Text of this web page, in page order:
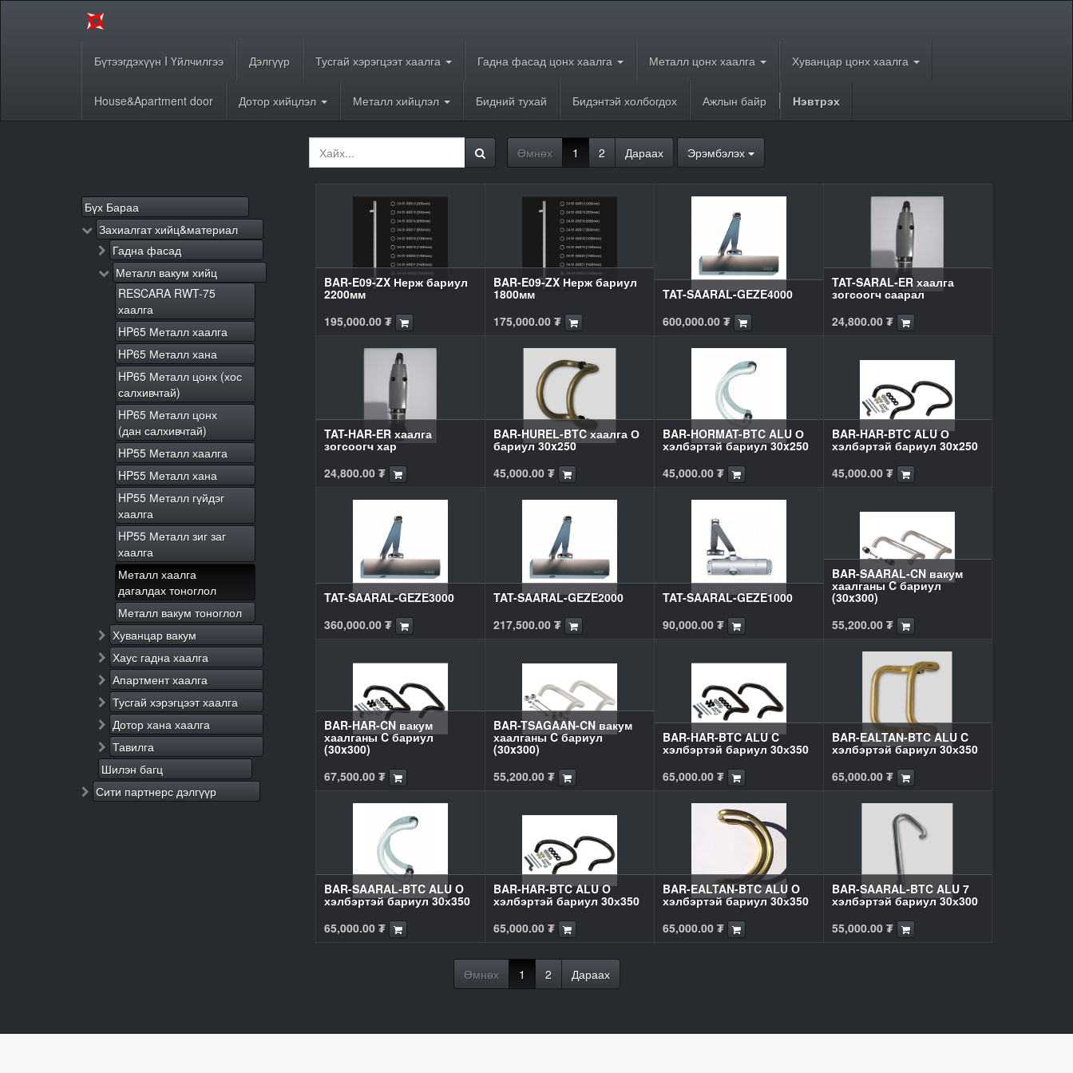
Бүтээгдэхүүн I Үйлчилгээ Дэлгүүр Тусгай хэрэгцээт хаалга Гадна фасад цонх хаалга Металл цонх хаалга Хуванцар цонх хаалга
House&Apartment door Дотор хийцлэл Металл хийцлэл Бидний тухай Бидэнтэй холбогдох Ажлын байр Нэвтрэх
Өмнөх 1 2 Дараах Эрэмбэлэх
Бүх Бараа
Захиалгат хийц&материал
Гадна фасад
Металл вакум хийц
RESCARA RWT-75
хаалга
HP65 Металл хаалга
HP65 Металл хана
HP65 Металл цонх (хос
салхивчтай)
HP65 Металл цонх
(дан салхивчтай)
HP55 Металл хаалга
HP55 Металл хана
HP55 Металл гүйдэг
хаалга
HP55 Металл зиг заг
хаалга
Металл хаалга
дагалдах тоноглол
Металл вакум тоноглол
Хуванцар вакум
Хаус гадна хаалга
Апартмент хаалга
Тусгай хэрэгцээт хаалга
Дотор хана хаалга
Тавилга
Шилэн багц
Сити партнерс дэлгүүр
BAR-E09-ZX Нерж бариул
2200мм
195,000.00₮
BAR-E09-ZX Нерж бариул
1800мм
175,000.00₮
TAT-SAARAL-GEZE4000
600,000.00₮
TAT-SARAL-ER хаалга
зогсоогч саарал
24,800.00₮
TAT-HAR-ER хаалга
зогсоогч хар
24,800.00₮
BAR-HUREL-BTC хаалга О
бариул 30x250
45,000.00₮
BAR-HORMAT-BTC ALU О
хэлбэртэй бариул 30x250
45,000.00₮
BAR-HAR-BTC ALU О
хэлбэртэй бариул 30x250
45,000.00₮
TAT-SAARAL-GEZE3000
360,000.00₮
TAT-SAARAL-GEZE2000
217,500.00₮
TAT-SAARAL-GEZE1000
90,000.00₮
BAR-SAARAL-CN вакум
хаалганы C бариул
(30x300)
55,200.00₮
BAR-HAR-CN вакум
хаалганы C бариул
(30x300)
67,500.00₮
BAR-TSAGAAN-CN вакум
хаалганы C бариул
(30x300)
55,200.00₮
BAR-HAR-BTC ALU C
хэлбэртэй бариул 30х350
65,000.00₮
BAR-EALTAN-BTC ALU C
хэлбэртэй бариул 30х350
65,000.00₮
BAR-SAARAL-BTC ALU O
хэлбэртэй бариул 30х350
65,000.00₮
BAR-HAR-BTC ALU O
хэлбэртэй бариул 30х350
65,000.00₮
BAR-EALTAN-BTC ALU O
хэлбэртэй бариул 30х350
65,000.00₮
BAR-SAARAL-BTC ALU 7
хэлбэртэй бариул 30х300
55,000.00₮
Өмнөх 1 2 Дараах